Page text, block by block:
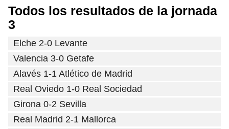
Todos los resultados de la jornada
3
Elche 2-0 Levante
Valencia 3-0 Getafe
Alavés 1-1 Atlético de Madrid
Real Oviedo 1-0 Real Sociedad
Girona 0-2 Sevilla
Real Madrid 2-1 Mallorca